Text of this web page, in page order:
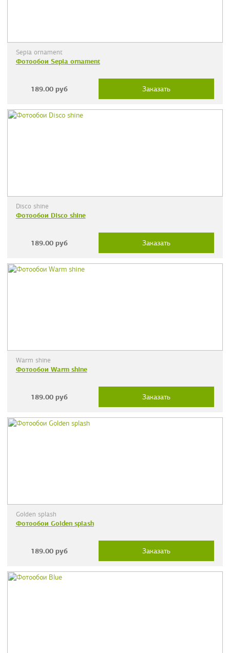
Sepia ornament
Фотообои Sepia ornament
189.00 руб Заказать
Disco shine
Фотообои Disco shine
189.00 руб Заказать
Warm shine
Фотообои Warm shine
189.00 руб Заказать
Golden splash
Фотообои Golden splash
189.00 руб Заказать